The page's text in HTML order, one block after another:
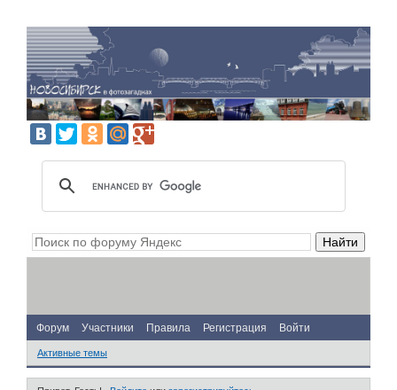
Форум Участники Правила Регистрация Войти
Активные темы